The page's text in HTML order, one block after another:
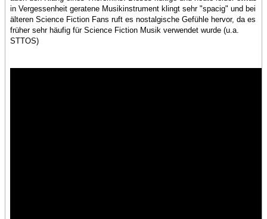
in Vergessenheit geratene Musikinstrument klingt sehr "spacig" und bei
älteren Science Fiction Fans ruft es nostalgische Gefühle hervor, da es
früher sehr häufig für Science Fiction Musik verwendet wurde (u.a.
STTOS)